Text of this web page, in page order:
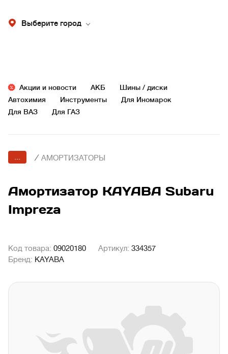
Выберите город
Акции и новости АКБ
Шины / диски
Автохимия
Инструменты
Для Иномарок
Для ВАЗ
Для ГАЗ
... / АМОРТИЗАТОРЫ
Амортизатор KAYABA Subaru
Impreza
Код товара: 09020180 Артикул: 334357
Бренд: KAYABA